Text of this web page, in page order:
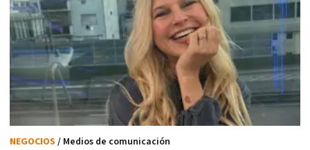
NEGOCIOS / Medios de comunicación